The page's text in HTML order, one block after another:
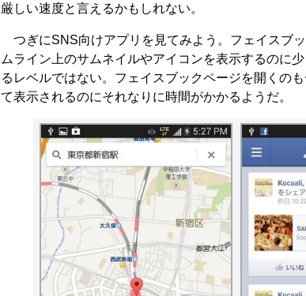
厳しい速度と言えるかもしれない。
つぎにSNS向けアプリを見てみよう。フェイスブ
ムライン上のサムネイルやアイコンを表示するのに
るレベルではない。フェイスブックページを開くの
て表示されるのにそれなりに時間がかかるようだ。